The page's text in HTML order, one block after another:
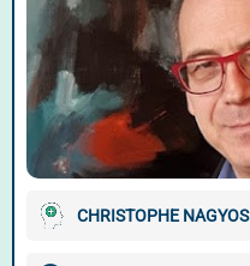
CHRISTOPHE NAGYOS